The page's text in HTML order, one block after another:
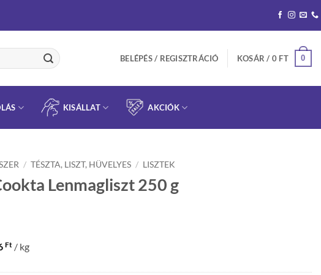
BELÉPÉS / REGISZTRÁCIÓ KOSÁR / 0 FT 0
KISÁLLAT AKCIÓK
/ TÉSZTA, LISZT, HÜVELYES / LISZTEK
Lenmagliszt 250 g
Ft / kg